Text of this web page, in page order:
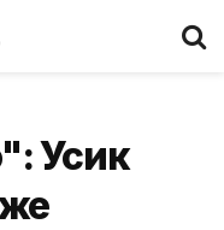
Усик